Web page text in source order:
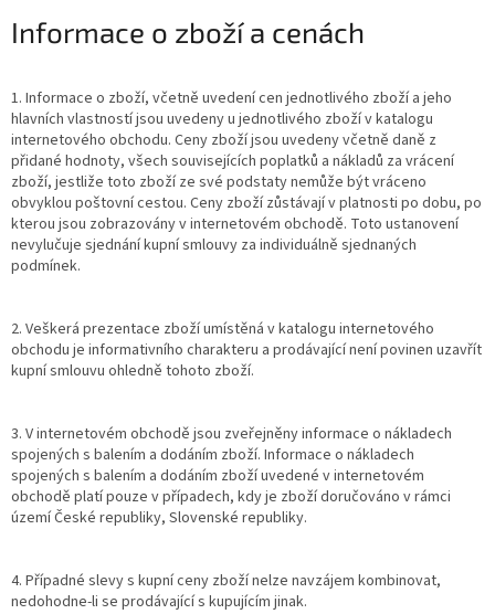
Informace o zboží a cenách
1. Informace o zboží, včetně uvedení cen jednotlivého zboží a jeho
hlavních vlastností jsou uvedeny u jednotlivého zboží v katalogu
internetového obchodu. Ceny zboží jsou uvedeny včetně daně z
přidané hodnoty, všech souvisejících poplatků a nákladů za vrácení
zboží, jestliže toto zboží ze své podstaty nemůže být vráceno
obvyklou poštovní cestou. Ceny zboží zůstávají v platnosti po dobu, po
kterou jsou zobrazovány v internetovém obchodě. Toto ustanovení
nevylučuje sjednání kupní smlouvy za individuálně sjednaných
podmínek.
2. Veškerá prezentace zboží umístěná v katalogu internetového
obchodu je informativního charakteru a prodávající není povinen uzavřít
kupní smlouvu ohledně tohoto zboží.
3. V internetovém obchodě jsou zveřejněny informace o nákladech
spojených s balením a dodáním zboží. Informace o nákladech
spojených s balením a dodáním zboží uvedené v internetovém
obchodě platí pouze v případech, kdy je zboží doručováno v rámci
území České republiky, Slovenské republiky.
4. Případné slevy s kupní ceny zboží nelze navzájem kombinovat,
nedohodne-li se prodávající s kupujícím jinak.